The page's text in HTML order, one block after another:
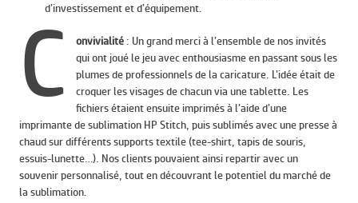
d’investissement et d’équipement.
C onvivialité : Un grand merci à l’ensemble de nos invités
qui ont joué le jeu avec enthousiasme en passant sous les
plumes de professionnels de la caricature. L’idée était de
croquer les visages de chacun via une tablette. Les
fichiers étaient ensuite imprimés à l’aide d’une
imprimante de sublimation HP Stitch, puis sublimés avec une presse à
chaud sur différents supports textile (tee-shirt, tapis de souris,
essuis-lunette…). Nos clients pouvaient ainsi repartir avec un
souvenir personnalisé, tout en découvrant le potentiel du marché de
la sublimation.